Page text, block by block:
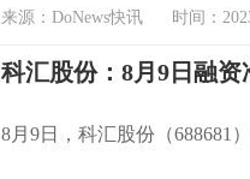
来源：DoNews快讯 时间：
8月9日，科汇股份（688681